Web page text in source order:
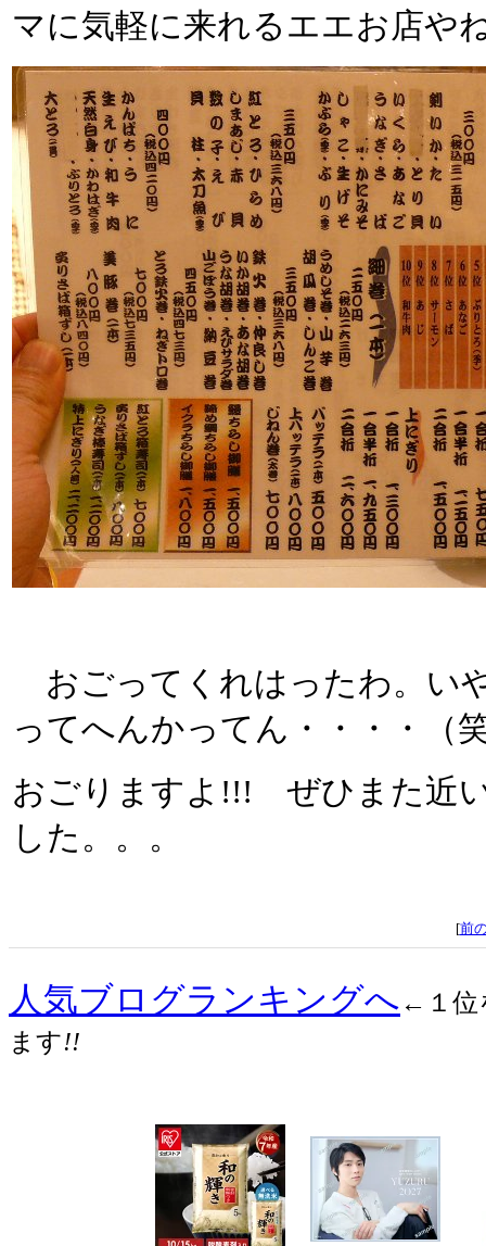
マに気軽に来れるエエお店や
おごってくれはったわ。い
ってへんかってん・・・・（
おごりますよ!!! ぜひまた近
した。。。
[前
人気ブログランキングへ ←１位
ます!!